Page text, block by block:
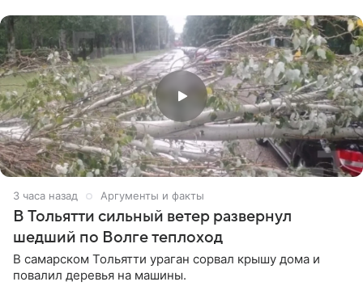
3 часа назад Аргументы и факты
В Тольятти сильный ветер развернул
шедший по Волге теплоход
В самарском Тольятти ураган сорвал крышу дома и
повалил деревья на машины.